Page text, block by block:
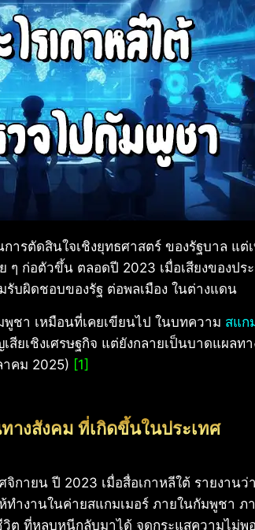
ารตัดสินใจเชิงยุทธศาสตร์ ของรัฐบาล แต่
ๆ ก่อตัวขึ้น ตลอดปี 2023 เมื่อเสียงของปร
รับผิดชอบของรัฐ ต่อพลเมือง ในต่างแดน
ชา เหมือนที่เคยเขียนไป ในบทความ สแก
ยเชิงเศรษฐกิจ แต่ยังกลายเป็นบาดแผลท
าคม 2025) [1]
างสังคม ที่เกิดขึ้นในประเทศ
กายน ปี 2023 เมื่อสื่อเกาหลีใต้ รายงานว่
ำงานในค่ายสแกมเมอร์ ภายในกัมพูชา ภ
ที่หลบหนีกลับมาได้ จุดกระแสความไม่พอ